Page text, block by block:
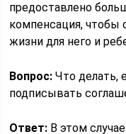
предоставлено
компенсация, чтобы
жизни для него и
Вопрос: Что делать,
подписывать
Ответ: В этом